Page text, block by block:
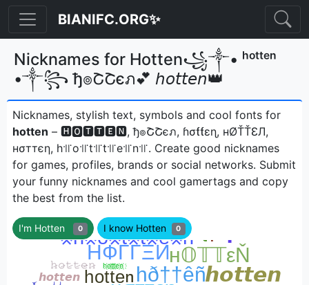
BIANIFC.ORG✨
Nicknames for Hotten꧁༒• ʰᵒᵗᵗᵉⁿ
•༒꧂ ђ๏ՇՇєภ💕 𝘩𝘰𝘵𝘵𝘦𝘯👑
Nicknames, stylish text, symbols and cool fonts for
hotten – 🅷🅾🆃🆃🅴🅽, ђ๏ՇՇєภ, ɦσƭƭεɳ, нØŤŤƐЛ,
нσттєη, h꜉꜍o꜉꜍t꜉꜍t꜉꜍e꜉꜍n꜉꜍ㅤ. Create good nicknames
for games, profiles, brands or social networks. Submit
your funny nicknames and cool gamertags and copy
the best from the list.
I'm Hotten 0 I know Hotten 0